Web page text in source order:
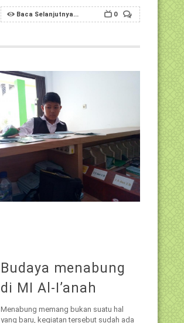
Baca Selanjutnya... 0
Budaya menabung
di MI Al-I’anah
Menabung memang bukan suatu hal
yang baru, kegiatan tersebut sudah ada